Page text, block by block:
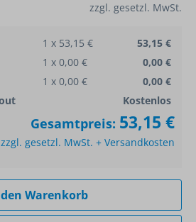
zzgl. gesetzl. MwSt.
1 x 53,15 €
53,15 €
1 x 0,00 €
0,00 €
1 x 0,00 €
0,00 €
Kostenlos
Gesamtpreis: 53,15 €
zzgl. gesetzl. MwSt. + Versandkosten
Warenkorb